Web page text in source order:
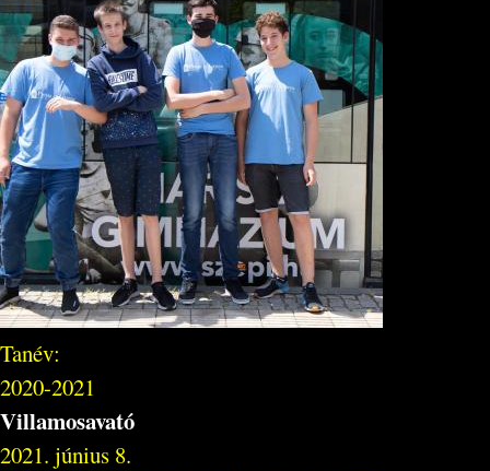
Tanév:
2020-2021
Villamosavató
2021. június 8.